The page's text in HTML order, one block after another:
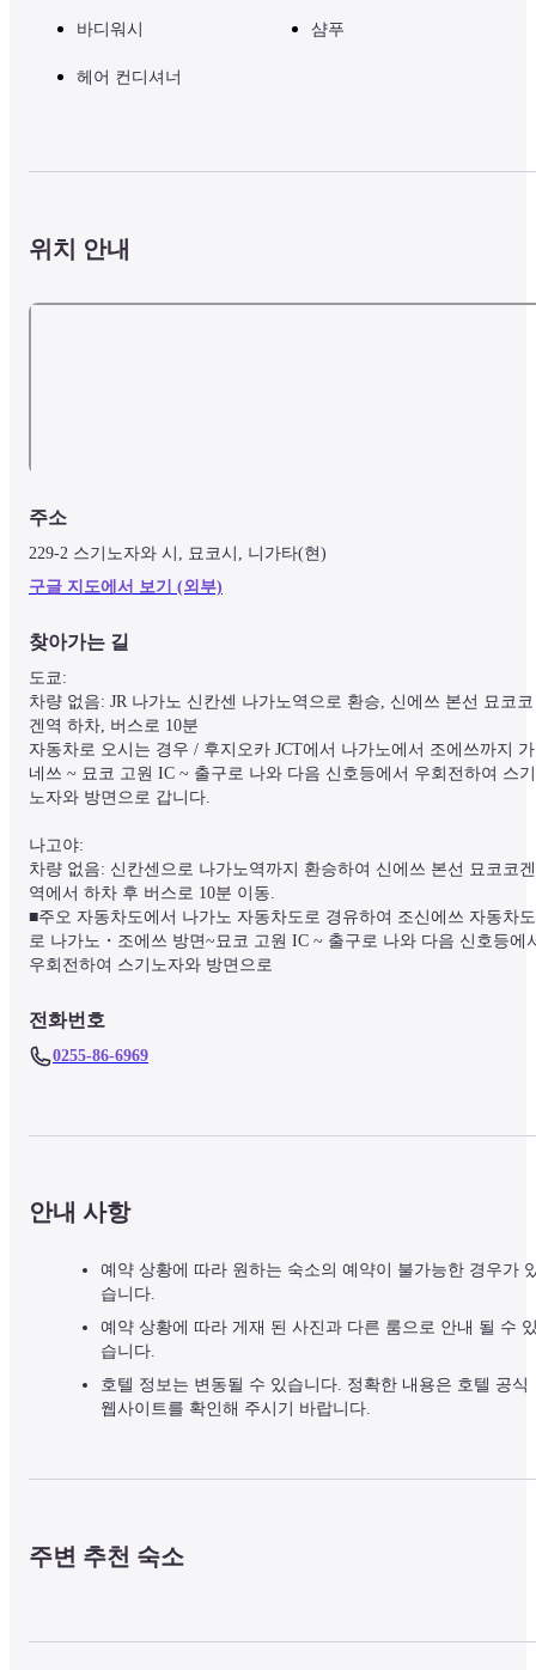
바디워시 샴푸
헤어 컨디셔너
위치 안내
주소
229-2 스기노자와 시, 묘코시, 니가타(현)
구글 지도에서 보기 (외부)
찾아가는 길
도쿄:
차량 없음: JR 나가노 신칸센 나가노역으로 환승, 신에쓰 본선 묘코코
겐역 하차, 버스로 10분
자동차로 오시는 경우 / 후지오카 JCT에서 나가노에서 조에쓰까지 가
네쓰 ~ 묘코 고원 IC ~ 출구로 나와 다음 신호등에서 우회전하여 스기
노자와 방면으로 갑니다.
나고야:
차량 없음: 신칸센으로 나가노역까지 환승하여 신에쓰 본선 묘코코겐
역에서 하차 후 버스로 10분 이동.
■주오 자동차도에서 나가노 자동차도로 경유하여 조신에쓰 자동차도
로 나가노・조에쓰 방면~묘코 고원 IC ~ 출구로 나와 다음 신호등에
우회전하여 스기노자와 방면으로
전화번호
0255-86-6969
안내 사항
예약 상황에 따라 원하는 숙소의 예약이 불가능한 경우가
습니다.
예약 상황에 따라 게재 된 사진과 다른 룸으로 안내 될 수
습니다.
호텔 정보는 변동될 수 있습니다. 정확한 내용은 호텔 공식
웹사이트를 확인해 주시기 바랍니다.
주변 추천 숙소